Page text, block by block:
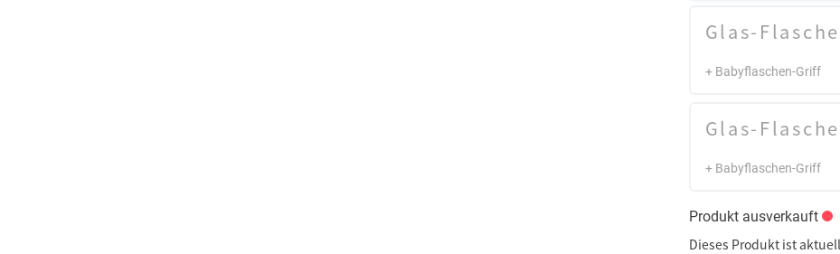
Glas-Flasche
+ Babyflaschen-Griff
Glas-Flasche
+ Babyflaschen-Griff
Produkt ausverkauft
Dieses Produkt ist